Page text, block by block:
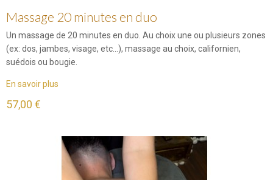
Massage 20 minutes en duo
Un massage de 20 minutes en duo. Au choix une ou plusieurs zones
(ex: dos, jambes, visage, etc...), massage au choix, californien,
suédois ou bougie.
En savoir plus
57,00 €